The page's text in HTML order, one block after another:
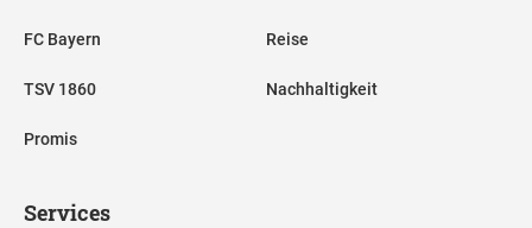
FC Bayern
TSV 1860
Promis
Reise
Nachhaltigkeit
Services